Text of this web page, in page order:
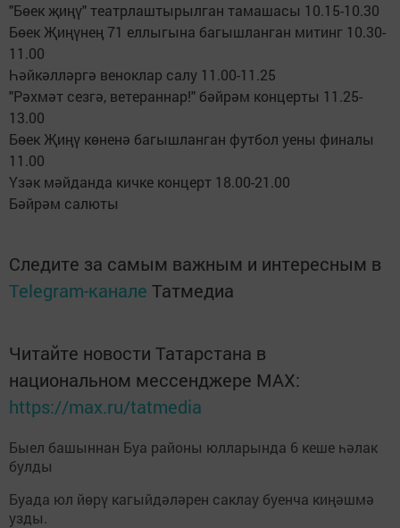
"Бөек җиңү" театрлаштырылган тамашасы 10.15-10.30
Бөек Җиңүнең 71 еллыгына багышланган митинг 10.30-
11.00
Һәйкәлләргә веноклар салу 11.00-11.25
"Рәхмәт сезгә, ветераннар!" бәйрәм концерты 11.25-
13.00
Бөек Җиңү көненә багышланган футбол уены финалы
11.00
Үзәк мәйданда кичке концерт 18.00-21.00
Бәйрәм салюты
Следите за самым важным и интересным в
Telegram-канале Татмедиа
Читайте новости Татарстана в
национальном мессенджере MАХ:
https://max.ru/tatmedia
Быел башыннан Буа районы юлларында 6 кеше һәлак
булды
Буада юл йөрү кагыйдәләрен саклау буенча киңәшмә
узды.